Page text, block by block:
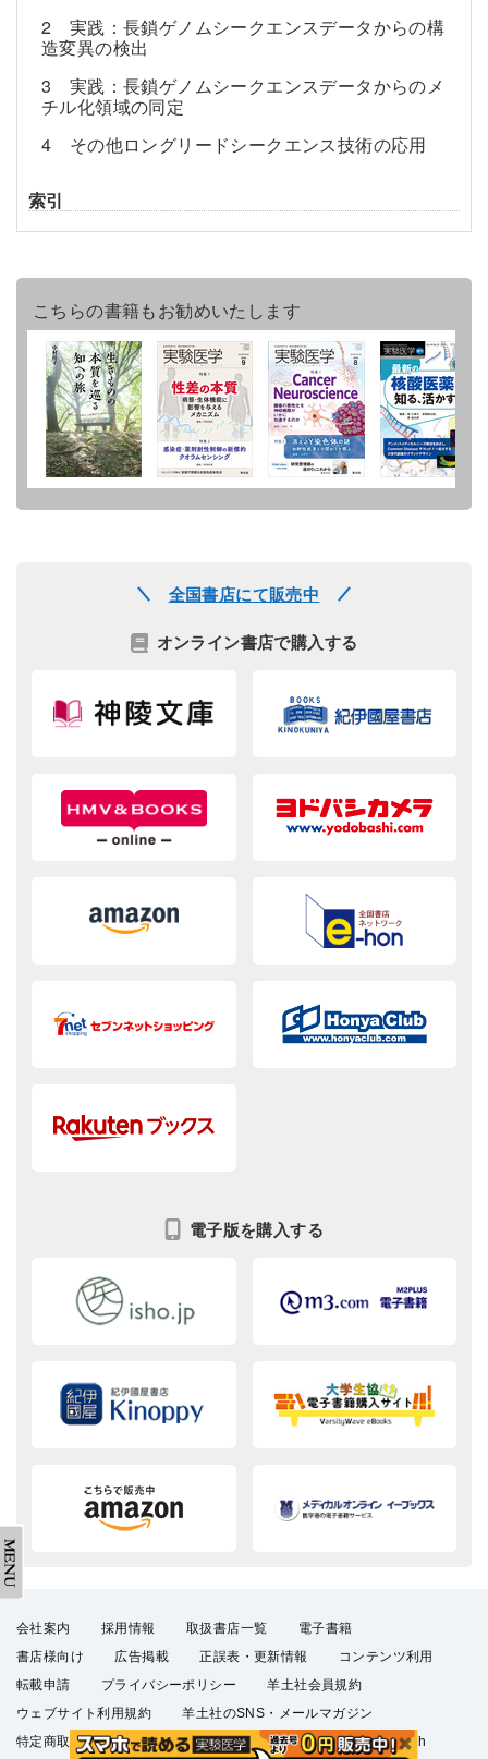
2 実践：長鎖ゲノムシークエンスデータからの構
造変異の検出
3 実践：長鎖ゲノムシークエンスデータからのメ
チル化領域の同定
4 その他ロングリードシークエンス技術の応用
索引
こちらの書籍もお勧めいたします
全国書店にて販売中
オンライン書店で購入する
電子版を購入する
会社案内 採用情報 取扱書店一覧
電子書籍
書店様向け
広告掲載 正誤表・更新情報
コンテンツ利用
転載申請
プライバシーポリシー
羊土社会員規約
ウェブサイト利用規約
羊土社のSNS・メールマガジン
特定商取引法に基づく表示
FAQ お問い合わせ English